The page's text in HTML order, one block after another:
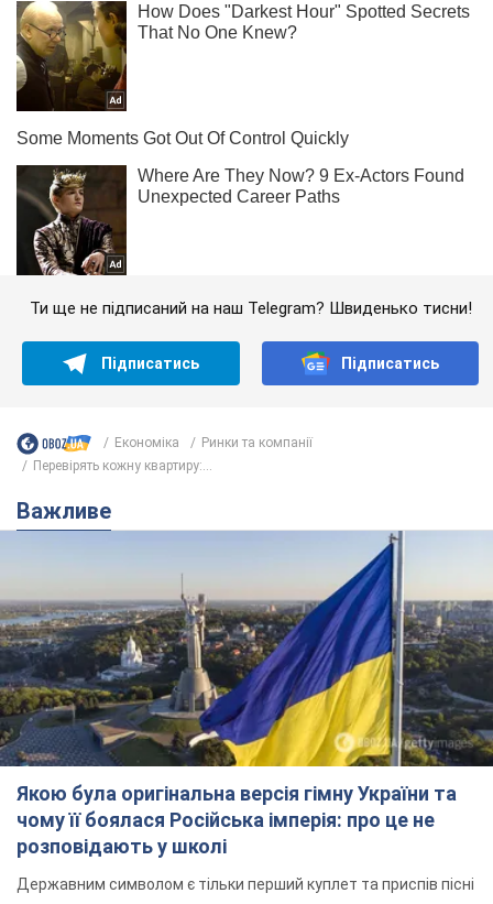
Ти ще не підписаний на наш Telegram? Швиденько тисни!
Підписатись Підписатись
Економіка
Ринки та компанії
Перевірять кожну квартиру:...
Важливе
Якою була оригінальна версія гімну України та
чому її боялася Російська імперія: про це не
розповідають у школі
Державним символом є тільки перший куплет та приспів пісні